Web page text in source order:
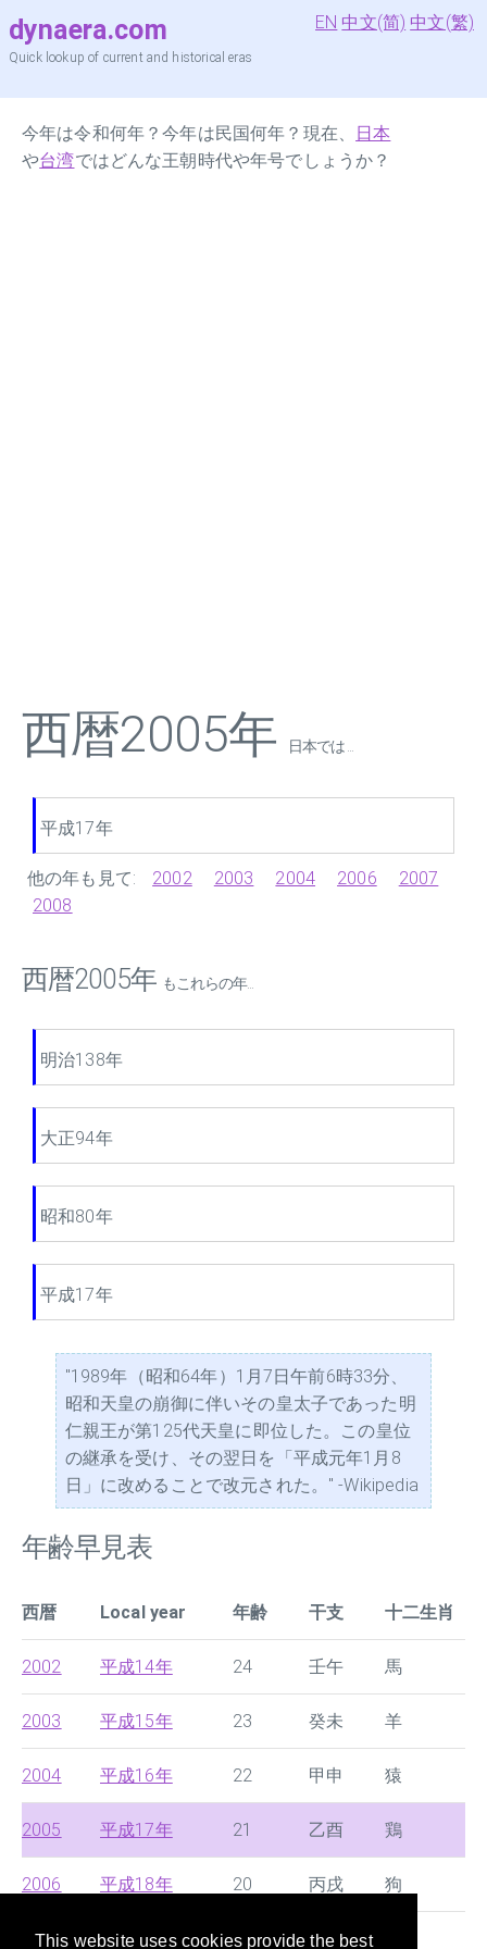
This website uses cookies provide the best
dynaera.com
Quick lookup of current and historical eras
EN 中文(简) 中文(繁)
今年は令和何年？今年は民国何年？現在、
日本
や台湾ではどんな王朝時代や年号でしょうか？
西暦2005年 日本では ...
平成17年
他の年も見て: 2002 2003 2004 2006
2007
2008
西暦2005年 もこれらの年...
明治138年
大正94年
昭和80年
平成17年
"1989年（昭和64年）1月7日午前6時33分、
昭和天皇の崩御に伴いその皇太子であった明
仁親王が第125代天皇に即位した。この皇位
の継承を受け、その翌日を「平成元年1月8
日」に改めることで改元された。" -Wikipedia
年齢早見表
西暦 Local year 年齢 干支 十二生肖
2002 平成14年 24 壬午 馬
2003 平成15年 23 癸未 羊
2004 平成16年 22 甲申 猿
2005 平成17年 21 乙酉 鶏
2006 平成18年 20 丙戌 狗
2007 平成19年 19 丁亥